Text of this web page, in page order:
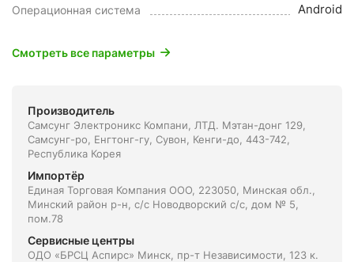
Операционная система Android
Смотреть все параметры
Производитель
Самсунг Электроникс Компани, ЛТД. Мэтан-донг 129,
Самсунг-ро, Енгтонг-гу, Сувон, Кенги-до, 443-742,
Республика Корея
Импортёр
Единая Торговая Компания ООО, 223050, Минская обл.,
Минский район р-н, с/с Новодворский с/с, дом № 5,
пом.78
Сервисные центры
ОДО «БРСЦ Аспирс» Минск, пр-т Независимости, 123 к.